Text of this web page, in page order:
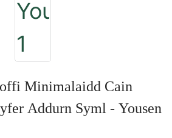
Minimalaidd Cain
Addurn Syml - Yousen